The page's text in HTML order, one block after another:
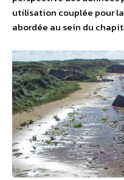
utilisation couplée pour
abordée au sein du